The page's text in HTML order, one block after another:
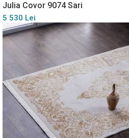
Julia Covor 9074 Sari
5 530 Lei